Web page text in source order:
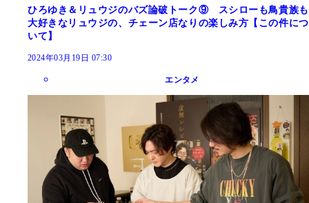
ひろゆき＆リュウジのバズ論破トーク⑨ スシローも鳥貴族も
大好きなリュウジの、チェーン店なりの楽しみ方【この件につ
いて】
2024年03月19日 07:30
エンタメ